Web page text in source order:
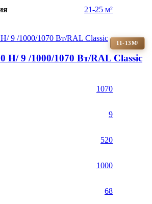
21-25 м²
11-13М²
H/ 9 /1000/1070 Вт/RAL Classic
1070
9
520
1000
68